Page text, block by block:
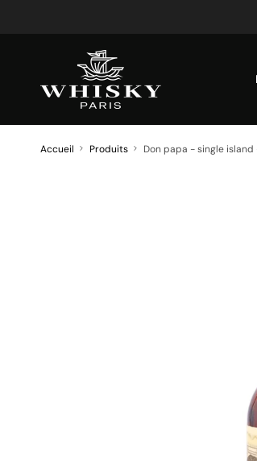
Accueil Produits Don papa - single island